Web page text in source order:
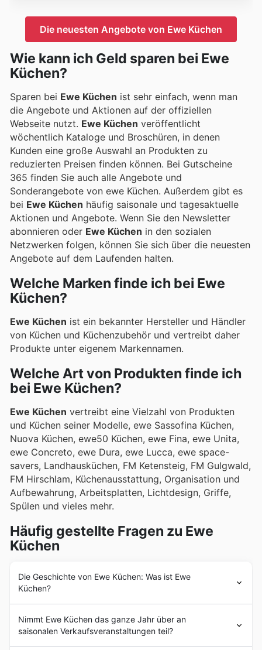
Die neuesten Angebote von Ewe Küchen
Wie kann ich Geld sparen bei Ewe
Küchen?
Sparen bei Ewe Küchen ist sehr einfach, wenn man
die Angebote und Aktionen auf der offiziellen
Webseite nutzt. Ewe Küchen veröffentlicht
wöchentlich Kataloge und Broschüren, in denen
Kunden eine große Auswahl an Produkten zu
reduzierten Preisen finden können. Bei Gutscheine
365 finden Sie auch alle Angebote und
Sonderangebote von ewe Küchen. Außerdem gibt es
bei Ewe Küchen häufig saisonale und tagesaktuelle
Aktionen und Angebote. Wenn Sie den Newsletter
abonnieren oder Ewe Küchen in den sozialen
Netzwerken folgen, können Sie sich über die neuesten
Angebote auf dem Laufenden halten.
Welche Marken finde ich bei Ewe
Küchen?
Ewe Küchen ist ein bekannter Hersteller und Händler
von Küchen und Küchenzubehör und vertreibt daher
Produkte unter eigenem Markennamen.
Welche Art von Produkten finde ich
bei Ewe Küchen?
Ewe Küchen vertreibt eine Vielzahl von Produkten
und Küchen seiner Modelle, ewe Sassofina Küchen,
Nuova Küchen, ewe50 Küchen, ewe Fina, ewe Unita,
ewe Concreto, ewe Dura, ewe Lucca, ewe space-
savers, Landhausküchen, FM Ketensteig, FM Gulgwald,
FM Hirschlam, Küchenausstattung, Organisation und
Aufbewahrung, Arbeitsplatten, Lichtdesign, Griffe,
Spülen und vieles mehr.
Häufig gestellte Fragen zu Ewe
Küchen
Die Geschichte von Ewe Küchen: Was ist Ewe
Küchen?
gegründet. Seit den Anfängen verfolgtEwe Küchen
das Ziel, seinen Kunden moderne, qualitativ
hochwertige Küchen und Kücheneinrichtungen zu
Nimmt Ewe Küchen das ganze Jahr über an
saisonalen Verkaufsveranstaltungen teil?